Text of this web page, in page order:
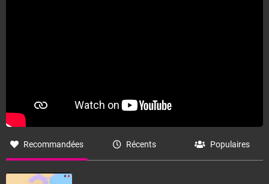
Recommandées Récents Populaires